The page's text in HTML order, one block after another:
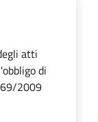
atti
di
69/2009